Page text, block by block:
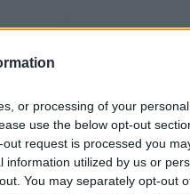
or processing of your
use the below opt-out
request is processed you
utilized by us or
You may separately opt-out
ΔΕΘ –
ενισχύσεις και
Η κυβέρνηση
αφορά
αναμένονται στη ΔΕΘ.